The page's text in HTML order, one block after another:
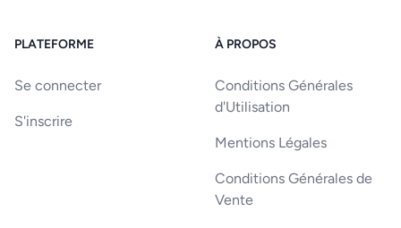
PLATEFORME
Se connecter
S'inscrire
À PROPOS
Conditions Générales
d'Utilisation
Mentions Légales
Conditions Générales de
Vente